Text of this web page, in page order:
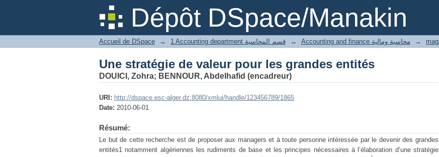
Dépôt DSpace/Manakin
Une stratégie de valeur pour les grandes entités
Accueil de DSpace → 1 Accounting department قسم المحاسبة → Accounting and finance محاسبة ومالية →
Une stratégie de valeur pour les grandes entités
DOUICI, Zohra; BENNOUR, Abdelhafid (encadreur)
URI: http://dspace.esc-alger.dz:8080/xmlui/handle/123456789/1865
Date: 2010-06-01
Résumé:
Le but de cette recherche est de proposer aux managers et à toute personne intéressée par le devenir des grandes
entités1 notamment algériennes les rudiments de base et les principes nécessaires à l’élaboration d’une stratégie